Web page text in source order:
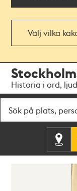
Välj vilka
navigationen
huvudinnehållet
Historia i ord,